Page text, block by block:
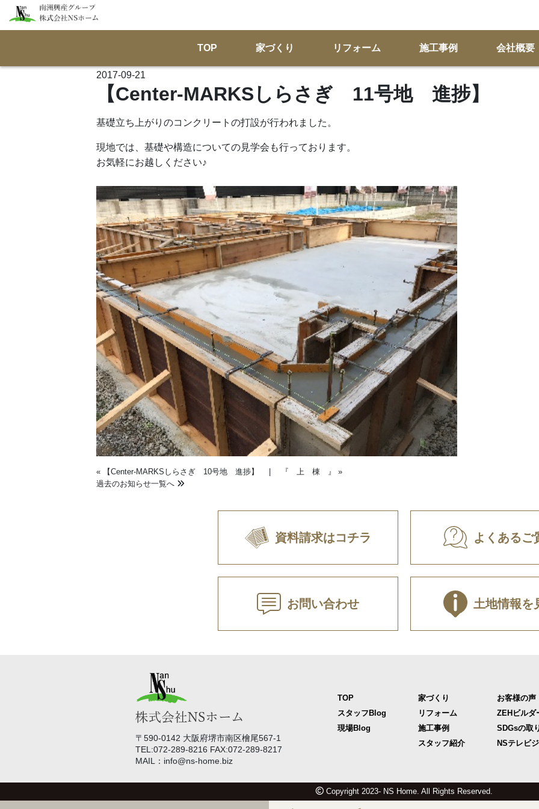
TOP 家づくり リフォーム 施工事例 会社概要
2017-09-21
【Center-MARKSしらさぎ 11号地 進捗】
基礎立ち上がりのコンクリートの打設が行われました。
現地では、基礎や構造についての見学会も行っております。
お気軽にお越しください♪
« 【Center-MARKSしらさぎ 10号地 進捗】 『 上 棟 』
»
過去のお知らせ一覧へ
資料請求はコチラ よくあるご
お問い合わせ 土地情報を
〒590-0142 大阪府堺市南区檜尾567-1
TEL:072-289-8216 FAX:072-289-8217
MAIL：info@ns-home.biz
TOP
スタッフBlog
現場Blog
家づくり
リフォーム
施工事例
スタッフ紹介
お客様の声
ZEHビルダ
SDGsの取
NSテレビ
Copyright 2023- NS Home. All Rights Reserved.